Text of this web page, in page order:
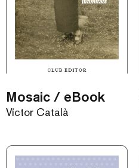
Mosaic / eBook
Víctor Català